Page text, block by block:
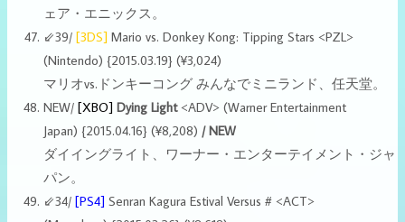
ェア・エニックス。
⇙39/ [3DS] Mario vs. Donkey Kong: Tipping Stars <PZL>
(Nintendo) {2015.03.19} (¥3,024)
マリオvs.ドンキーコング みんなでミニランド、任天堂。
NEW/ [XBO] Dying Light<ADV> (Warner Entertainment
Japan) {2015.04.16} (¥8,208) / NEW
ダイイングライト、ワーナー・エンターテイメント・ジャ
パン。
⇙34/ [PS4] Senran Kagura Estival Versus # <ACT>